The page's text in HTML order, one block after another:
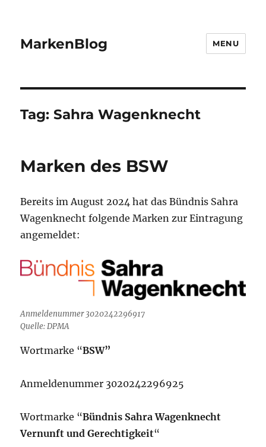
MarkenBlog MENU
Tag:Sahra Wagenknecht
Marken des BSW
Bereits im August 2024 hat das Bündnis Sahra
Wagenknecht folgende Marken zur Eintragung
angemeldet:
Anmeldenummer 3020242296917
Quelle: DPMA
Wortmarke “BSW”
Anmeldenummer 3020242296925
Wortmarke “Bündnis Sahra Wagenknecht
Vernunft und Gerechtigkeit“